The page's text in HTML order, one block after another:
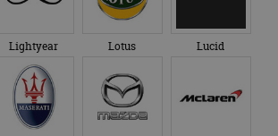
Lightyear Lotus Lucid